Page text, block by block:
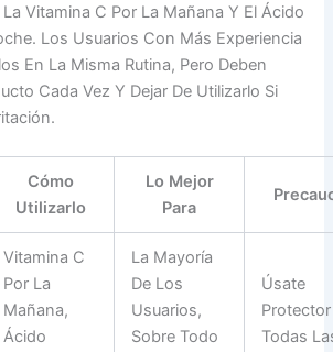
Vitamina C Por La Mañana Y El Ácido
Los Usuarios Con Más Experiencia
En La Misma Rutina, Pero Deben
Cada Vez Y Dejar De Utilizarlo Si
Cómo
Utilizarlo
Lo Mejor
Para
Vitamina C
Por La
Mañana,
Ácido
La Mayoría
De Los
Usuarios,
Sobre Todo
Úsate
Todas